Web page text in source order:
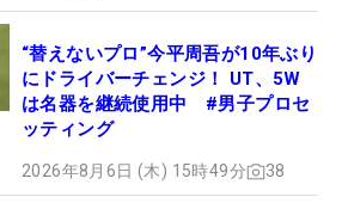
“替えないプロ”今平周吾が10年ぶり
にドライバーチェンジ！ UT、5W
は名器を継続使用中 #男子プロセ
ッティング
2026年8月6日 (木) 15時49分 38